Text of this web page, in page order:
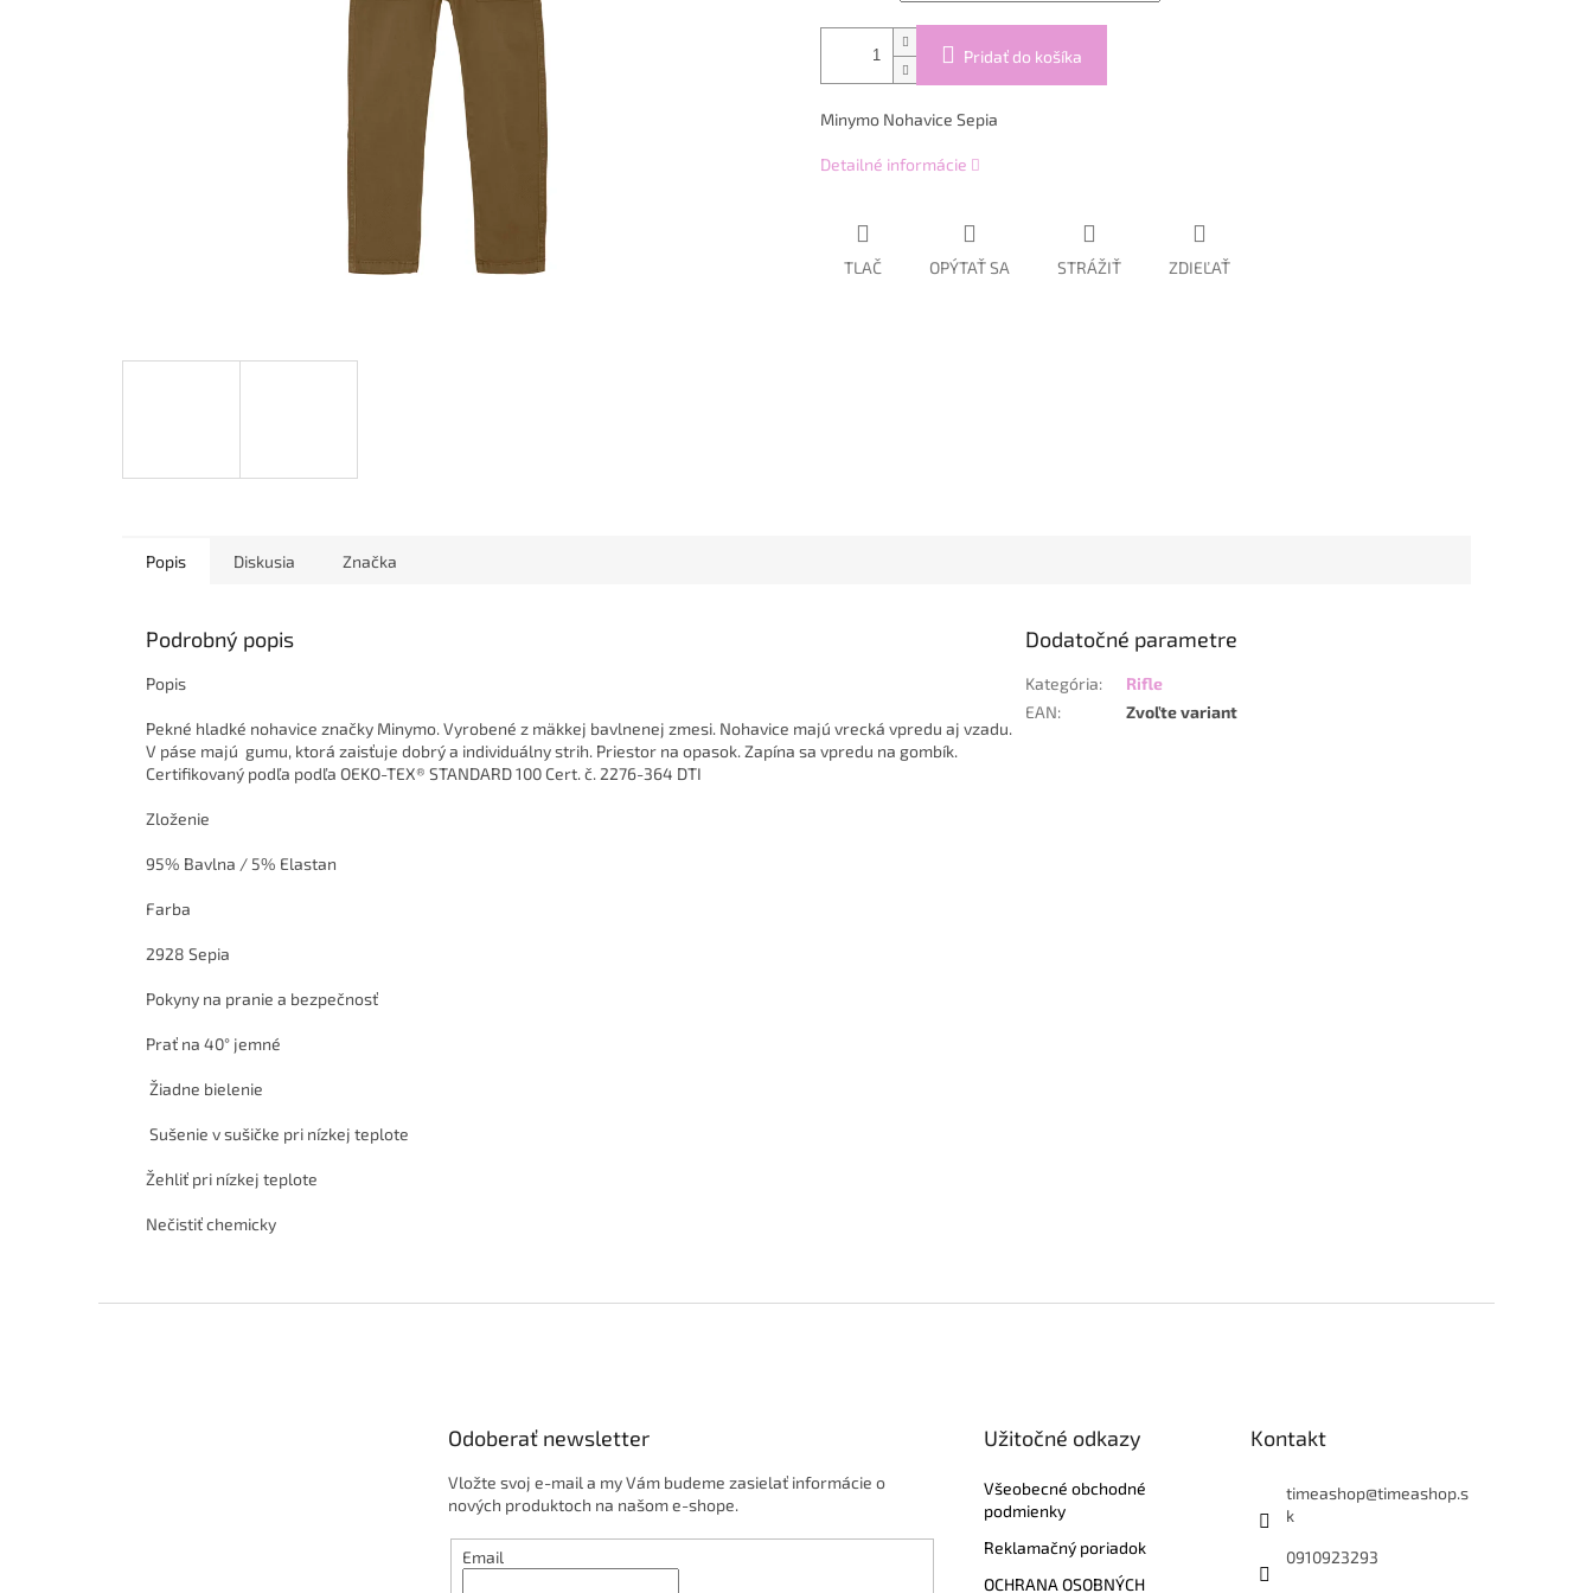
Pridať do košíka
Minymo Nohavice Sepia
Detailné informácie
TLAČ OPÝTAŤ SA STRÁŽIŤ ZDIEĽAŤ
Popis Diskusia Značka
Podrobný popis
Popis
Pekné hladké nohavice značky Minymo. Vyrobené z mäkkej bavlnenej zmesi. Nohavice majú vrecká vpredu aj vzadu.
V páse majú gumu, ktorá zaisťuje dobrý a individuálny strih. Priestor na opasok. Zapína sa vpredu na gombík.
Certifikovaný podľa podľa OEKO-TEX® STANDARD 100 Cert. č. 2276-364 DTI
Zloženie
95% Bavlna / 5% Elastan
Farba
2928 Sepia
Pokyny na pranie a bezpečnosť
Prať na 40° jemné
Žiadne bielenie
Sušenie v sušičke pri nízkej teplote
Žehliť pri nízkej teplote
Nečistiť chemicky
Dodatočné parametre
Kategória:
Rifle
EAN: Zvoľte variant
Odoberať newsletter
Vložte svoj e-mail a my Vám budeme zasielať informácie o
nových produktoch na našom e-shope.
Email
Užitočné odkazy
Všeobecné obchodné
podmienky
Reklamačný poriadok
OCHRANA OSOBNÝCH
Kontakt
timeashop@timeashop.s
k
0910923293